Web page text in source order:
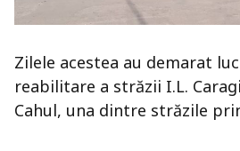
Zilele acestea au demarat
reabilitare a străzii I.L.
Cahul, una dintre străzile